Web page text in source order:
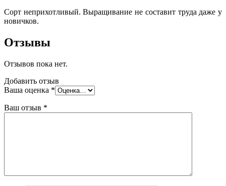
Сорт неприхотливый. Выращивание не составит труда даже у
новичков.
Отзывы
Отзывов пока нет.
Добавить отзыв
Ваша оценка *
Ваш отзыв *